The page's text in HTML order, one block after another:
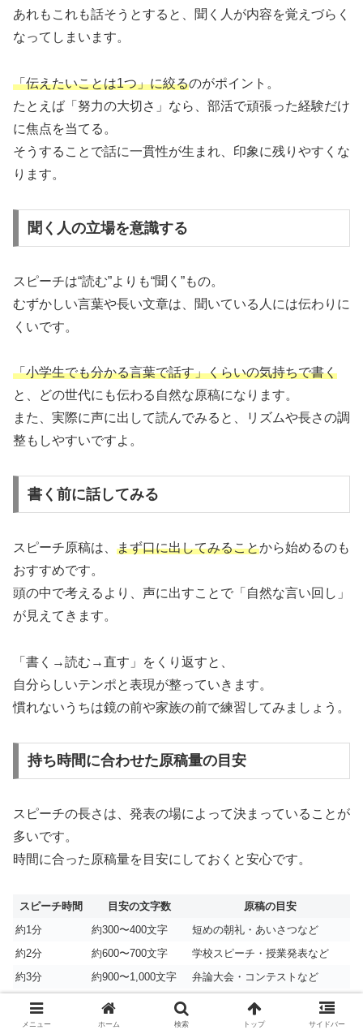
あれもこれも話そうとすると、聞く人が内容を覚えづらく
なってしまいます。
「伝えたいことは1つ」に絞るのがポイント。
たとえば「努力の大切さ」なら、部活で頑張った経験だけ
に焦点を当てる。
そうすることで話に一貫性が生まれ、印象に残りやすくな
ります。
聞く人の立場を意識する
スピーチは“読む”よりも“聞く”もの。
むずかしい言葉や長い文章は、聞いている人には伝わりに
くいです。
「小学生でも分かる言葉で話す」くらいの気持ちで書く
と、どの世代にも伝わる自然な原稿になります。
また、実際に声に出して読んでみると、リズムや長さの調
整もしやすいですよ。
書く前に話してみる
スピーチ原稿は、 まず口に出してみることから始めるのも
おすすめです。
頭の中で考えるより、声に出すことで「自然な言い回し」
が見えてきます。
「書く→読む→直す」をくり返すと、
自分らしいテンポと表現が整っていきます。
慣れないうちは鏡の前や家族の前で練習してみましょう。
持ち時間に合わせた原稿量の目安
スピーチの長さは、発表の場によって決まっていることが
多いです。
時間に合った原稿量を目安にしておくと安心です。
スピーチ時間 目安の文字数
原稿の目安
約1分
約300〜400文字
短めの朝礼・あいさつなど
約2分
約600〜700文字
学校スピーチ・授業発表など
約3分
約900〜1,000文字 弁論大会・コンテストなど
読む速さや緊張の度合いにもよりますが、
メニュー ホーム 検索 トップ サイドバー